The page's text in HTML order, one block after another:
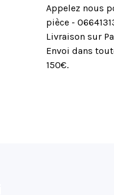
Appelez nous
pièce -
Livraison sur
Envoi dans
150€.